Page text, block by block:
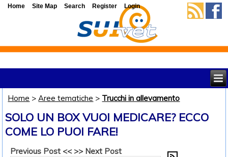
Home >Aree tematiche > Trucchi in allevamento
SOLO UN BOX VUOI MEDICARE? ECCO
COME LO PUOI FARE!
Previous Post << >> Next Post
Home Site Map Search Register Login